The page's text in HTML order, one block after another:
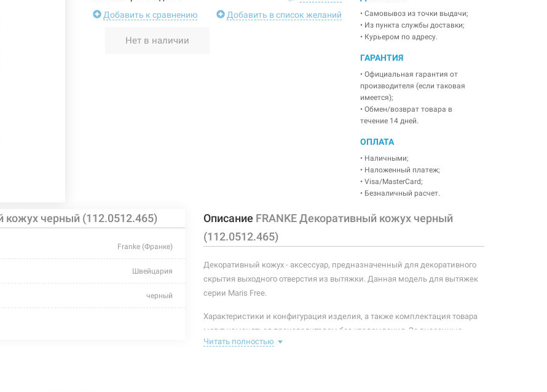
Добавить к сравнению
Добавить в список желаний
Нет в наличии
• Самовывоз из точки выдачи;
• Из пункта службы доставки;
• Курьером по адресу.
ГАРАНТИЯ
• Официальная гарантия от
производителя (если таковая
имеется);
• Обмен/возврат товара в
течение 14 дней.
ОПЛАТА
• Наличными;
• Наложенный платеж;
• Visa/MasterCard;
• Безналичный расчет.
кожух черный (112.0512.465)
Franke (Франке)
Швейцария
черный
Описание FRANKE Декоративный кожух черный
(112.0512.465)
Декоративный кожух - аксессуар, предназначенный для декоративного
скрытия выходного отверстия из вытяжки. Данная модель для вытяжек
серии Maris Free.
Характеристики и конфигурация изделия, а также комплектация товара
могут изменяться производителем без уведомления. За внесенные
производителем изменения, магазин ответственности не несет.
Читать полностью